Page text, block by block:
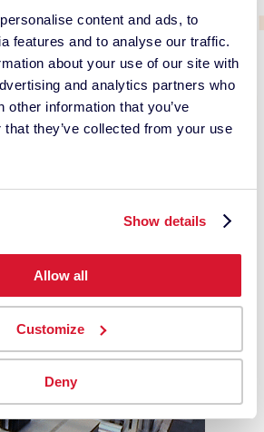
content and ads, to
features and to analyse our traffic.
about your use of our site with
and analytics partners who
other information that you’ve
they’ve collected from your use
Show details
Allow all
Customize
Deny